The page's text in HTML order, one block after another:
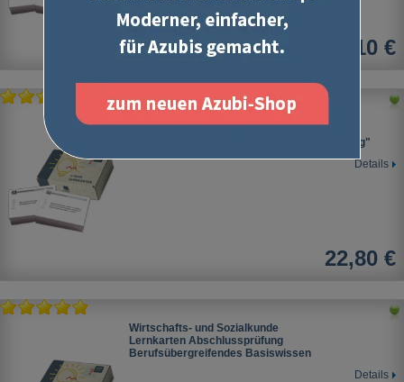
24,10 €
Kaufmann/-frau für Spedition und
Lernkarten-Modul "Kaufmännische Steuerung"
Details
22,80 €
Wirtschafts- und Sozialkunde
Lernkarten Abschlussprüfung
Berufsübergreifendes Basiswissen
Details